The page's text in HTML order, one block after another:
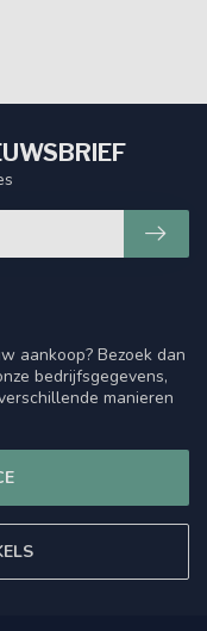
aankoop? Bezoek dan
bedrijfsgegevens,
manieren